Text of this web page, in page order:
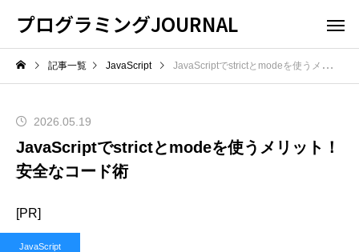
プログラミングJOURNAL
記事一覧 JavaScript JavaScriptでstrictとmodeを使うメリット！安全なコード術
2026.05.19
JavaScriptでstrictとmodeを使うメリット！
安全なコード術
[PR]
JavaScript